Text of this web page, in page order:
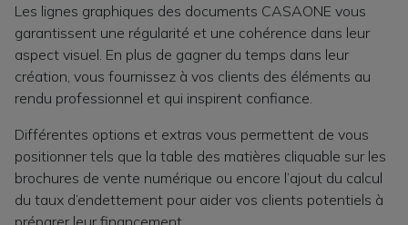
Les lignes graphiques des documents CASAONE vous
garantissent une régularité et une cohérence dans leur
aspect visuel. En plus de gagner du temps dans leur
création, vous fournissez à vos clients des éléments au
rendu professionnel et qui inspirent confiance.
Différentes options et extras vous permettent de vous
positionner tels que la table des matières cliquable sur les
brochures de vente numérique ou encore l’ajout du calcul
du taux d’endettement pour aider vos clients potentiels à
préparer leur financement.